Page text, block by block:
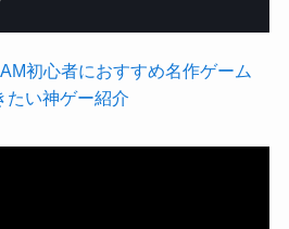
初心者におすすめ名作ゲーム
い神ゲー紹介